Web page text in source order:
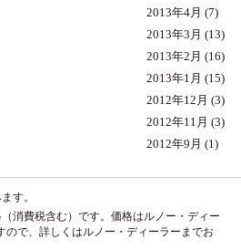
2013年4月 (7)
2013年3月 (13)
2013年2月 (16)
2013年1月 (15)
2012年12月 (3)
2012年11月 (3)
2012年9月 (1)
す。
消費税含む）です。価格はルノー・ディー
ので、詳しくはルノー・ディーラーまでお